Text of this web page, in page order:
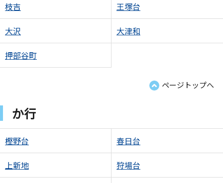
枝吉 王塚台
大沢 大津和
押部谷町
ページトップへ
か行
樫野台 春日台
上新地 狩場台